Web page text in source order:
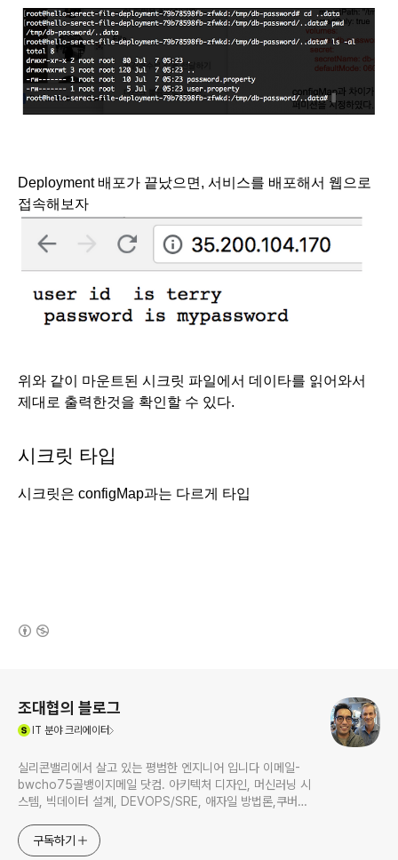
Deployment 배포가 끝났으면, 서비스를 배포해서 웹으로
접속해보자
위와 같이 마운트된 시크릿 파일에서 데이타를 읽어와서
제대로 출력한것을 확인할 수 있다.
시크릿 타입
시크릿은 configMap과는 다르게 타입
조대협의 블로그
IT 분야 크리에이터
실리콘밸리에서 살고 있는 평범한 엔지니어 입니다 이메일-
bwcho75골뱅이지메일 닷컴. 아키텍처 디자인, 머신러닝 시
스템, 빅데이터 설계, DEVOPS/SRE, 애자일 방법론,쿠버네
한 기술 멘토링과 강의 진행합니다. Linkedin :
https://www.linkedin.com/in/terrycho75/
구독하기